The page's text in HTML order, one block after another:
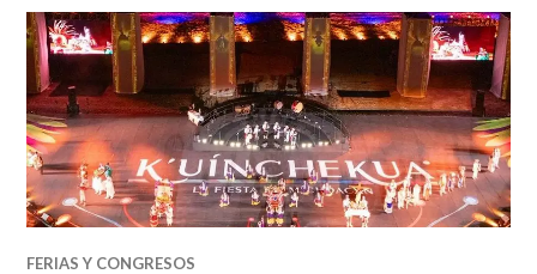
FERIAS Y CONGRESOS